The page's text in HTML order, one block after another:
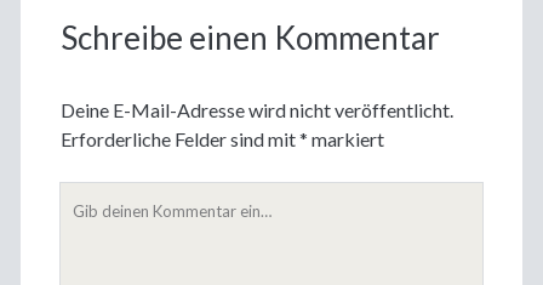
Schreibe einen Kommentar
Deine E-Mail-Adresse wird nicht veröffentlicht.
Erforderliche Felder sind mit* markiert